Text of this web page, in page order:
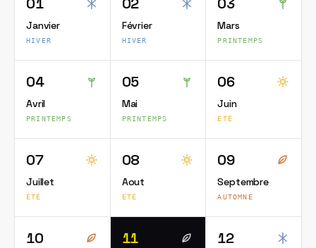
Janvier
HIVER
Février
HIVER
Mars
PRINTEMPS
04
Avril
PRINTEMPS
05
Mai
PRINTEMPS
06
Juin
ÉTÉ
07
Juillet
ÉTÉ
08
Aout
ÉTÉ
09
Septembre
AUTOMNE
10 11 12